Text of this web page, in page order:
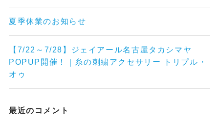
夏季休業のお知らせ
【7/22～7/28】ジェイアール名古屋タカシマヤ
POPUP開催！｜糸の刺繍アクセサリー トリプル・
オゥ
最近のコメント